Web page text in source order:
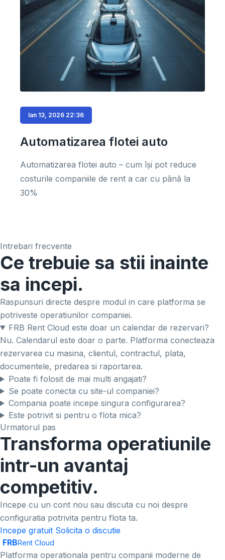
Ian 13, 2026 22:36
Automatizarea flotei auto
Automatizarea flotei auto – cum își pot reduce
costurile companiile de rent a car cu până la
30%
Intrebari frecvente
Ce trebuie sa stii inainte
sa incepi.
Raspunsuri directe despre modul in care platforma se
potriveste operatiunilor companiei.
FRB Rent Cloud este doar un calendar de rezervari?
Nu. Calendarul este doar o parte. Platforma conecteaza
rezervarea cu masina, clientul, contractul, plata,
documentele, predarea si raportarea.
Poate fi folosit de mai multi angajati?
Se poate conecta cu site-ul companiei?
Compania poate incepe singura configurarea?
Este potrivit si pentru o flota mica?
Urmatorul pas
Transforma operatiunile
intr-un avantaj
competitiv.
Incepe cu un cont nou sau discuta cu noi despre
configuratia potrivita pentru flota ta.
Incepe gratuit Solicita o discutie
FRBRent Cloud
Platforma operationala pentru companii moderne de